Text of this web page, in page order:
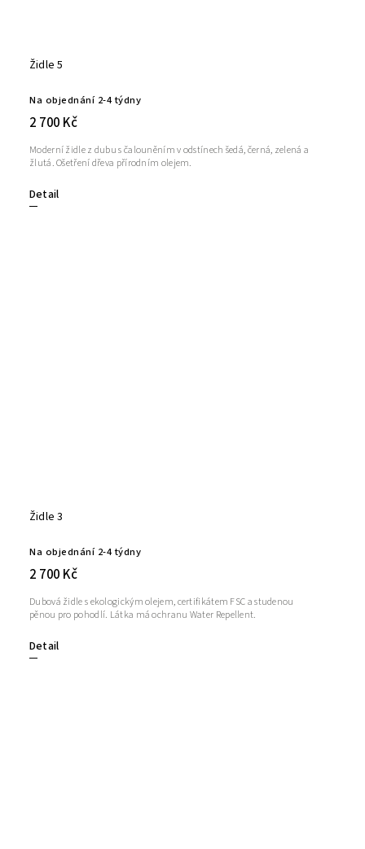
Židle 5
Na objednání 2-4 týdny
2 700 Kč
Detail
Moderní židle z dubu s čalouněním v odstínech šedá, černá, zelená a
žlutá. Ošetření dřeva přírodním olejem.
Židle 3
Na objednání 2-4 týdny
2 700 Kč
Detail
Dubová židle s ekologickým olejem, certifikátem FSC a studenou
pěnou pro pohodlí. Látka má ochranu Water Repellent.